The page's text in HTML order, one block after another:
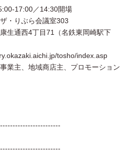
17:00／14:30開場
りぶら会議室303
4丁目71（名鉄東岡崎駅下
tosho/index.asp
主、地域商店主、プロモーション